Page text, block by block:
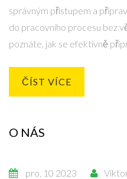
správným přístupem a
do pracovního procesu bez
poznáte, jak se efektivně
komunikovat se svým
vašeho pracovního i osobního
ČÍST VÍCE
O NÁS
pro, 10 2023